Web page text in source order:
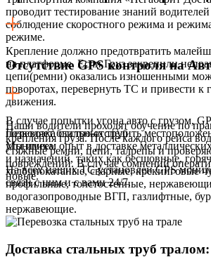
проводит тестирование знаний
соблюдение скоростного режима и
режиме.
Крепление должно предотвратить
на платформе. Если Груз закрепили
цепи(ремни) оказались изношенными
поворотах, перевернуть ТС и привести к
движения.
Наши водители проходят обучение по
крепления груза. После каждого рейса
стяжные ремни, цепи, талрепы и
повреждений. В случае сомнений
новые.
Отсутствие GPS контроля на
В случае попытки угона авто с грузом,
позволяет быстро отследить
угонщика.
На всех наших ТС установлен GPS
связи с ним и с вами 24/7.
Перевозка стальных труб
Мы имеем опыт в доставке
и назначений, таких как бесшовные,
холоднокатаные, сварные, крекинговые
профильные, толстостенные,
водогазопроводные ВГП, газлифтные,
нержавеющие.
Доставка стальных труб тралом: